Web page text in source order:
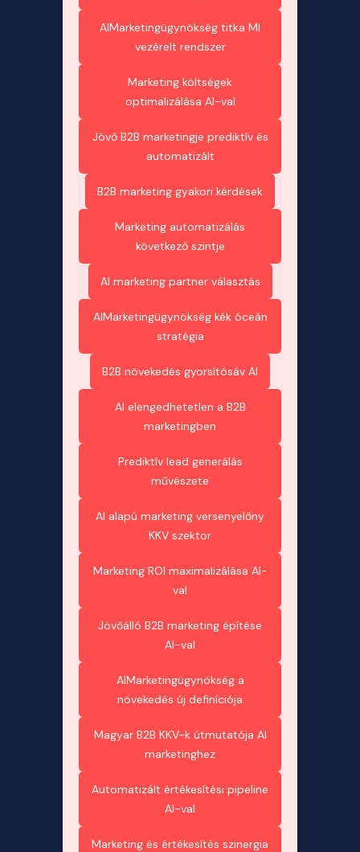
AIMarketingügynökség titka MI
vezérelt rendszer
Marketing költségek
optimalizálása AI-val
Jövő B2B marketingje prediktív és
automatizált
B2B marketing gyakori kérdések
Marketing automatizálás
következő szintje
AI marketing partner választás
AIMarketingügynökség kék óceán
stratégia
B2B növekedés gyorsítósáv AI
AI elengedhetetlen a B2B
marketingben
Prediktív lead generálás
művészete
AI alapú marketing versenyelőny
KKV szektor
Marketing ROI maximalizálása AI-
val
Jövőálló B2B marketing építése
AI-val
AIMarketingügynökség a
növekedés új definíciója
Magyar B2B KKV-k útmutatója AI
marketinghez
Automatizált értékesítési pipeline
AI-val
Marketing és értékesítés szinergia